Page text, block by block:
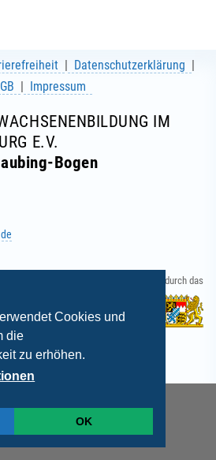
Cookies und
die
zu erhöhen.
OK
Datenschutzerklärung
Impressum
IM
E.V.
Bogen
Gefördert durch das